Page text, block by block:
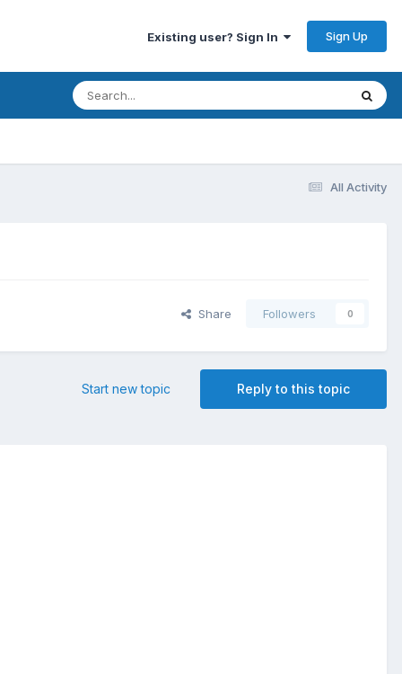
Existing user? Sign In Sign Up
All Activity
Share Followers 0
Reply to this topic
Start new topic